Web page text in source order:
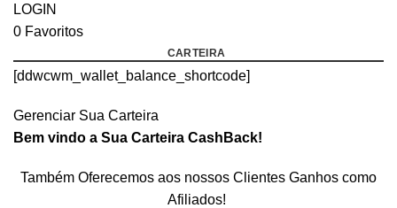
LOGIN
0 Favoritos
CARTEIRA
[ddwcwm_wallet_balance_shortcode]
Gerenciar Sua Carteira
Bem vindo a Sua Carteira CashBack!
Também Oferecemos aos nossos Clientes Ganhos como
Afiliados!